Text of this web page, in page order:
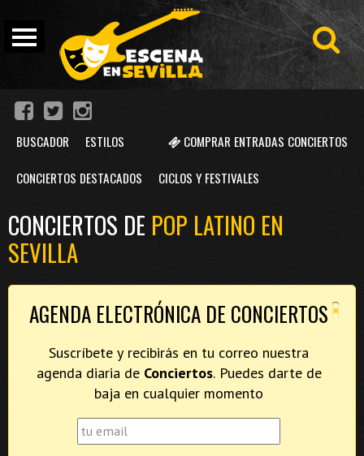
COMPRAR ENTRADAS CONCIERTOS
BUSCADOR ESTILOS
CONCIERTOS DESTACADOS CICLOS Y FESTIVALES
CONCIERTOS DE POP LATINO EN
SEVILLA
×
AGENDA ELECTRÓNICA DE CONCIERTOS
Suscríbete y recibirás en tu correo nuestra
agenda diaria de Conciertos. Puedes darte de
baja en cualquier momento